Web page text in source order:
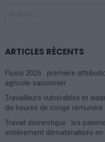
ARTICLES RÉCENTS
Flussi 2026 : première
agricole saisonnier
Travailleurs vulnérables et
dix heures de congé
Travail domestique : les
entièrement dématérialisés en